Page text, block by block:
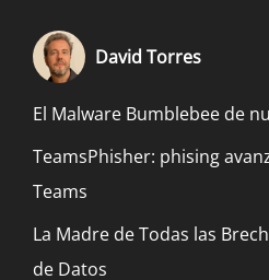
David Torres
El Malware Bumblebee de
TeamsPhisher: phising
Teams
La Madre de Todas las
de Datos